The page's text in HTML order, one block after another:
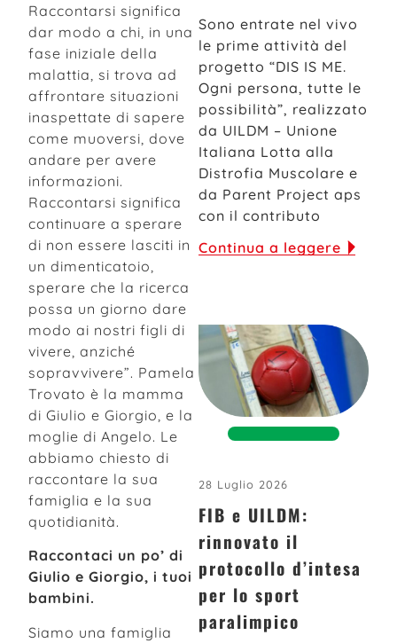
Raccontarsi significa
dar modo a chi, in una
fase iniziale della
malattia, si trova ad
affrontare situazioni
inaspettate di sapere
come muoversi, dove
andare per avere
informazioni.
Raccontarsi significa
continuare a sperare
di non essere lasciti in
un dimenticatoio,
sperare che la ricerca
possa un giorno dare
modo ai nostri figli di
vivere, anziché
sopravvivere”. Pamela
Trovato è la mamma
di Giulio e Giorgio, e la
moglie di Angelo. Le
abbiamo chiesto di
raccontare la sua
famiglia e la sua
quotidianità.
Raccontaci un po’ di
Giulio e Giorgio, i tuoi
bambini.
Siamo una famiglia
Sono entrate nel vivo
le prime attività del
progetto “DIS IS ME.
Ogni persona, tutte le
possibilità”, realizzato
da UILDM – Unione
Italiana Lotta alla
Distrofia Muscolare e
da Parent Project aps
con il contributo
Continua a leggere
28 Luglio 2026
FIB e UILDM:
rinnovato il
protocollo d’intesa
per lo sport
paralimpico